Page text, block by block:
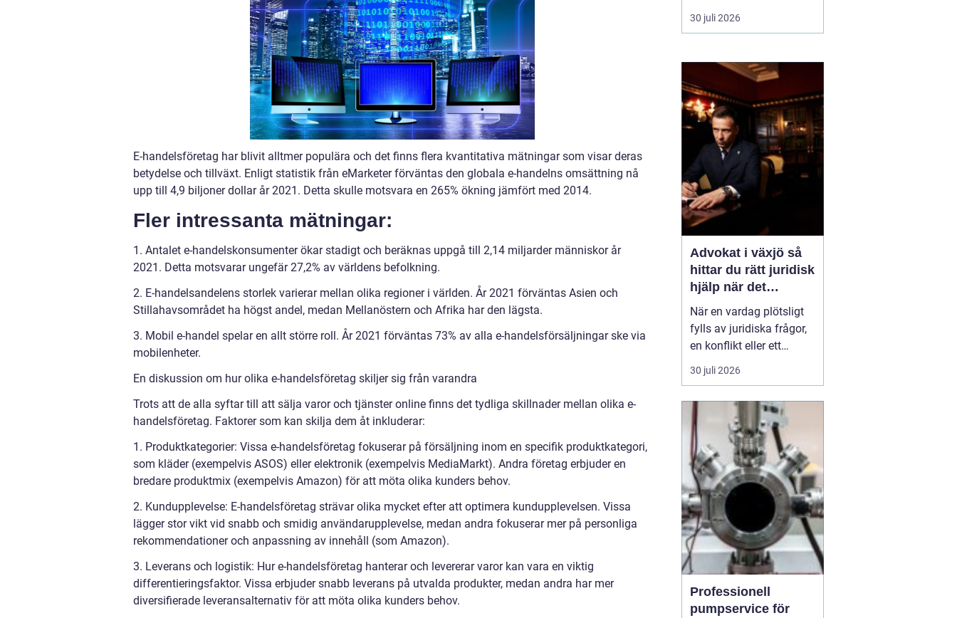
E-handelsföretag har blivit alltmer populära och det finns flera kvantitativa mätningar som visar deras
betydelse och tillväxt. Enligt statistik från eMarketer förväntas den globala e-handelns omsättning nå
upp till 4,9 biljoner dollar år 2021. Detta skulle motsvara en 265% ökning jämfört med 2014.
Fler intressanta mätningar:
1. Antalet e-handelskonsumenter ökar stadigt och beräknas uppgå till 2,14 miljarder människor år
2021. Detta motsvarar ungefär 27,2% av världens befolkning.
2. E-handelsandelens storlek varierar mellan olika regioner i världen. År 2021 förväntas Asien och
Stillahavsområdet ha högst andel, medan Mellanöstern och Afrika har den lägsta.
3. Mobil e-handel spelar en allt större roll. År 2021 förväntas 73% av alla e-handelsförsäljningar ske via
mobilenheter.
En diskussion om hur olika e-handelsföretag skiljer sig från varandra
Trots att de alla syftar till att sälja varor och tjänster online finns det tydliga skillnader mellan olika e-
handelsföretag. Faktorer som kan skilja dem åt inkluderar:
1. Produktkategorier: Vissa e-handelsföretag fokuserar på försäljning inom en specifik produktkategori,
som kläder (exempelvis ASOS) eller elektronik (exempelvis MediaMarkt). Andra företag erbjuder en
bredare produktmix (exempelvis Amazon) för att möta olika kunders behov.
2. Kundupplevelse: E-handelsföretag strävar olika mycket efter att optimera kundupplevelsen. Vissa
lägger stor vikt vid snabb och smidig användarupplevelse, medan andra fokuserar mer på personliga
rekommendationer och anpassning av innehåll (som Amazon).
3. Leverans och logistik: Hur e-handelsföretag hanterar och levererar varor kan vara en viktig
differentieringsfaktor. Vissa erbjuder snabb leverans på utvalda produkter, medan andra har mer
diversifierade leveransalternativ för att möta olika kunders behov.
extrudering av plast, ofta
i långa längder och med
geometri. Profilerna
används som tätningar,
lister, s...
30 juli 2026
Advokat i växjö så
hittar du rätt juridisk
hjälp när det
verkligen gäller
När en vardag plötsligt
fylls av juridiska frågor,
en konflikt eller ett
myndighetsbeslut som
känns övermäktigt,
som både kan lagen och
förstår människan
bakom problemet. Att
anlitaen advokat ...
30 juli 2026
Professionell
pumpservice för